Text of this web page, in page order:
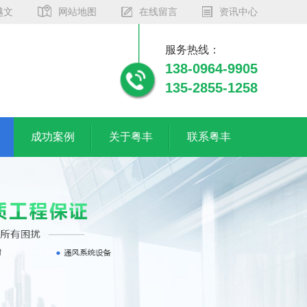
文 网站地图 在线留言 资讯中心
服务热线：
138-0964-9905
135-2855-1258
成功案例 关于粤丰 联系粤丰